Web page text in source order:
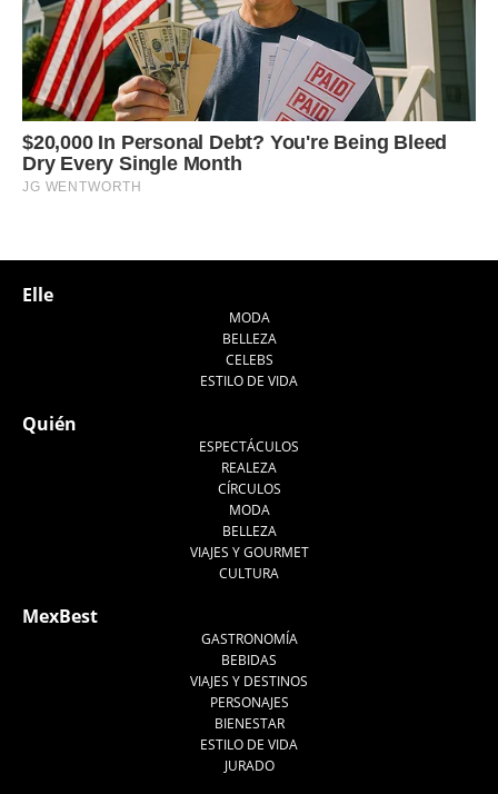
Elle
MODA
BELLEZA
CELEBS
ESTILO DE VIDA
Quién
ESPECTÁCULOS
REALEZA
CÍRCULOS
MODA
BELLEZA
VIAJES Y GOURMET
CULTURA
MexBest
GASTRONOMÍA
BEBIDAS
VIAJES Y DESTINOS
PERSONAJES
BIENESTAR
ESTILO DE VIDA
JURADO